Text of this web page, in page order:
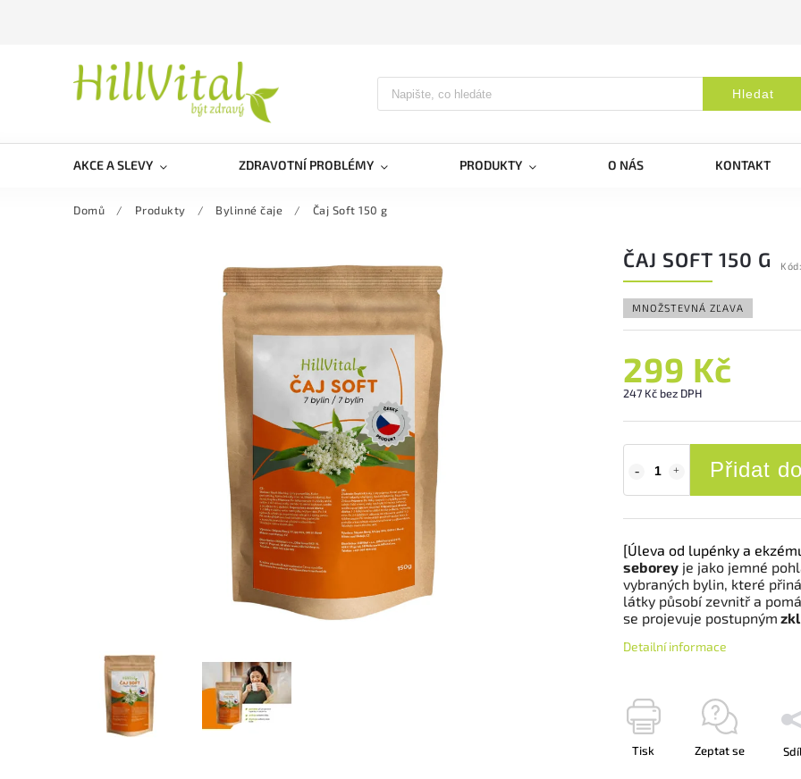
Hledat
AKCE A SLEVY ZDRAVOTNÍ PROBLÉMY PRODUKTY O NÁS KONTAKT
Domů / Produkty / Bylinné čaje / Čaj Soft 150 g
ČAJ SOFT 150 G Kód:
MNOŽSTEVNÁ ZĽAVA
299 Kč
247 Kč bez DPH
Přidat
[Úleva od lupénky a
seborey je jako jemné
vybraných bylin, které
látky působí zevnitř a
se projevuje postupným
Detailní informace
Tisk Zeptat se